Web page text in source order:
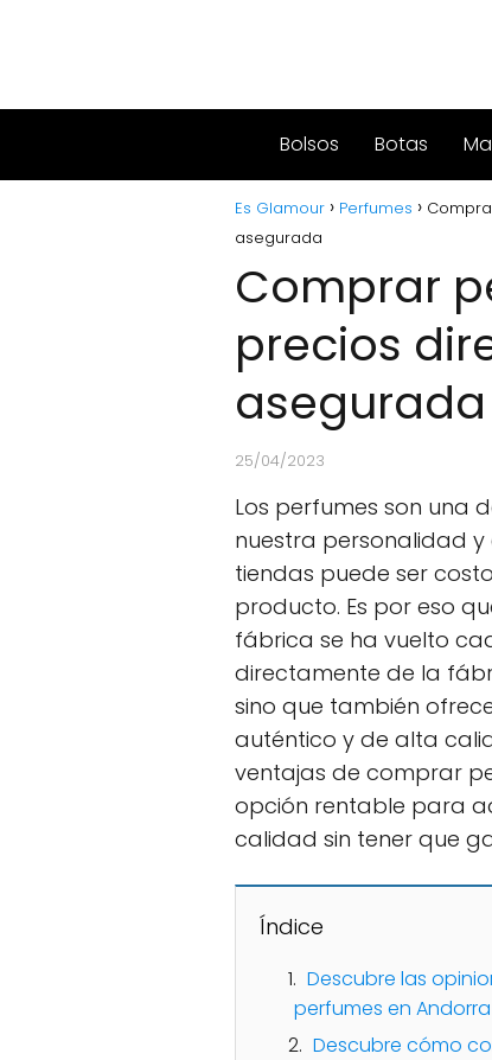
Bolsos Botas
Es Glamour Perfumes
asegurada
Comprar
precios
asegurada
25/04/2023
Los perfumes son una
nuestra personalidad y
tiendas puede ser
producto. Es por eso
fábrica se ha vuelto
directamente de la
sino que también
auténtico y de alta
ventajas de comprar
opción rentable para
calidad sin tener que
Índice
Descubre las
perfumes en Andorra
Descubre cómo